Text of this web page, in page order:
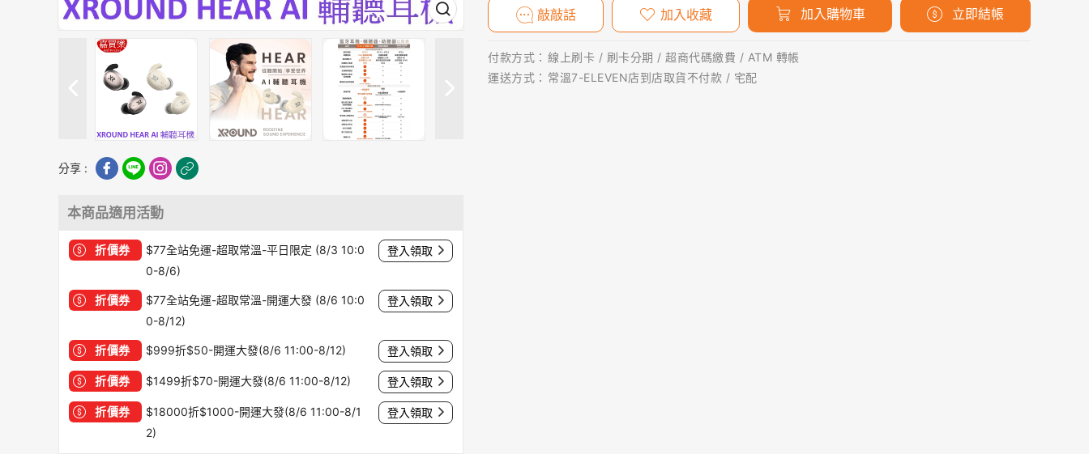
分享 :
本商品適用活動
折價券
$77全站免運-超取常溫-平日限定 (8/3 10:0
0-8/6)
登入領取
折價券
$77全站免運-超取常溫-開運大發 (8/6 10:0
0-8/12)
登入領取
折價券 $999折$50-開運大發(8/6 11:00-8/12) 登入領取
折價券 $1499折$70-開運大發(8/6 11:00-8/12) 登入領取
折價券
$18000折$1000-開運大發(8/6 11:00-8/1
2)
登入領取
敲敲話 加入收藏 加入購物車 立即結帳
付款方式： 線上刷卡 / 刷卡分期 / 超商代碼繳費 / ATM 轉帳
運送方式： 常溫7-ELEVEN店到店取貨不付款 / 宅配